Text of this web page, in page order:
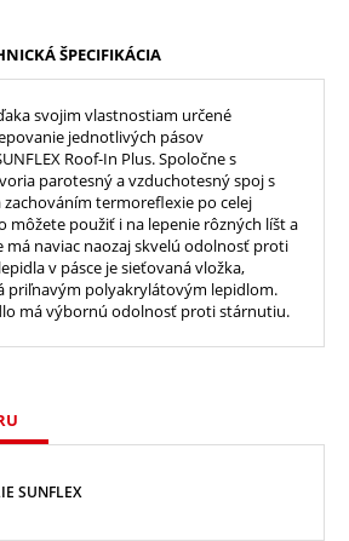
ŠPECIFIKÁCIA
svojim vlastnostiam určené
jednotlivých pásov
Roof-In Plus. Spoločne s
parotesný a vzduchotesný spoj s
termoreflexie po celej
môžete použiť i na lepenie rôzných líšt a
má naviac naozaj skvelú odolnosť proti
v pásce je sieťovaná vložka,
priľnavým polyakrylátovým lepidlom.
má výbornú odolnosť proti stárnutiu.
SUNFLEX